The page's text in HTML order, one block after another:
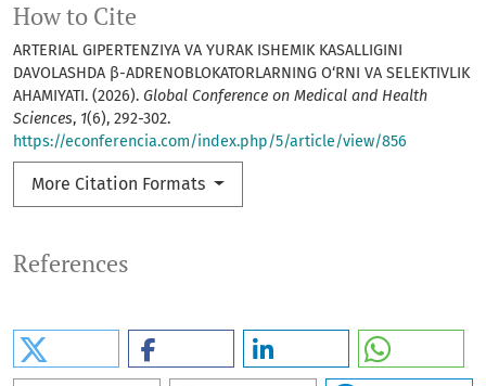
How to Cite
ARTERIAL GIPERTENZIYA VA YURAK ISHEMIK KASALLIGINI
DAVOLASHDA β-ADRENOBLOKATORLARNING O‘RNI VA SELEKTIVLIK
AHAMIYATI. (2026). Global Conference on Medical and Health
Sciences, 1(6), 292-302.
https://econferencia.com/index.php/5/article/view/856
More Citation Formats
References